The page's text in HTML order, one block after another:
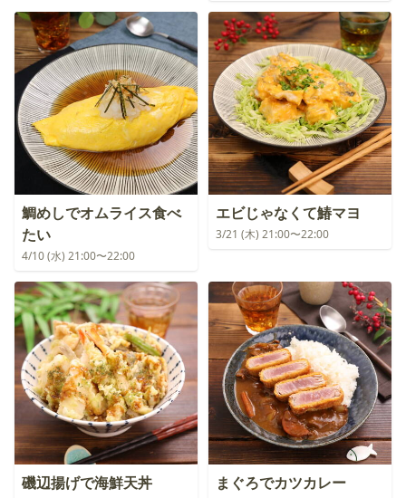
鯛めしでオムライス食べ
たい
4/10 (水) 21:00〜22:00
エビじゃなくて鰆マヨ
3/21 (木) 21:00〜22:00
磯辺揚げで海鮮天丼 まぐろでカツカレー